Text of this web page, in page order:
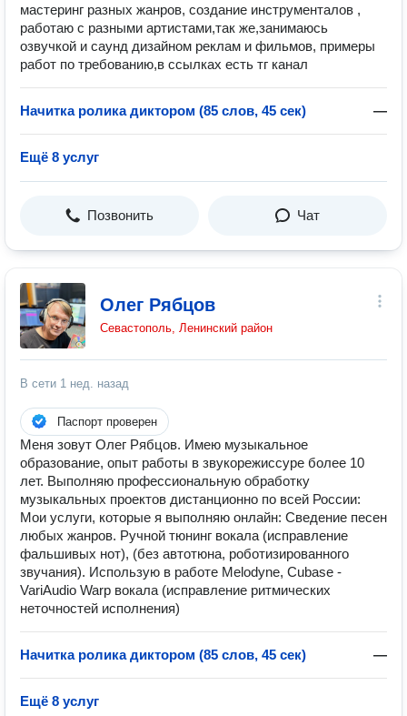
мастеринг разных жанров, создание инструменталов ,
работаю с разными артистами,так же,занимаюсь
озвучкой и саунд дизайном реклам и фильмов, примеры
работ по требованию,в ссылках есть тг канал
Начитка ролика диктором (85 слов, 45 сек) —
Ещё 8 услуг
Позвонить Чат
Олег Рябцов
Севастополь, Ленинский район
В сети 1 нед. назад
Паспорт проверен
Меня зовут Олег Рябцов. Имею музыкальное
образование, опыт работы в звукорежиссуре более 10
лет. Выполняю профессиональную обработку
музыкальных проектов дистанционно по всей России:
Мои услуги, которые я выполняю онлайн: Сведение песен
любых жанров. Ручной тюнинг вокала (исправление
фальшивых нот), (без автотюна, роботизированного
звучания). Использую в работе Melodyne, Cubase -
VariAudio Warp вокала (исправление ритмических
неточностей исполнения)
Начитка ролика диктором (85 слов, 45 сек) —
Ещё 8 услуг